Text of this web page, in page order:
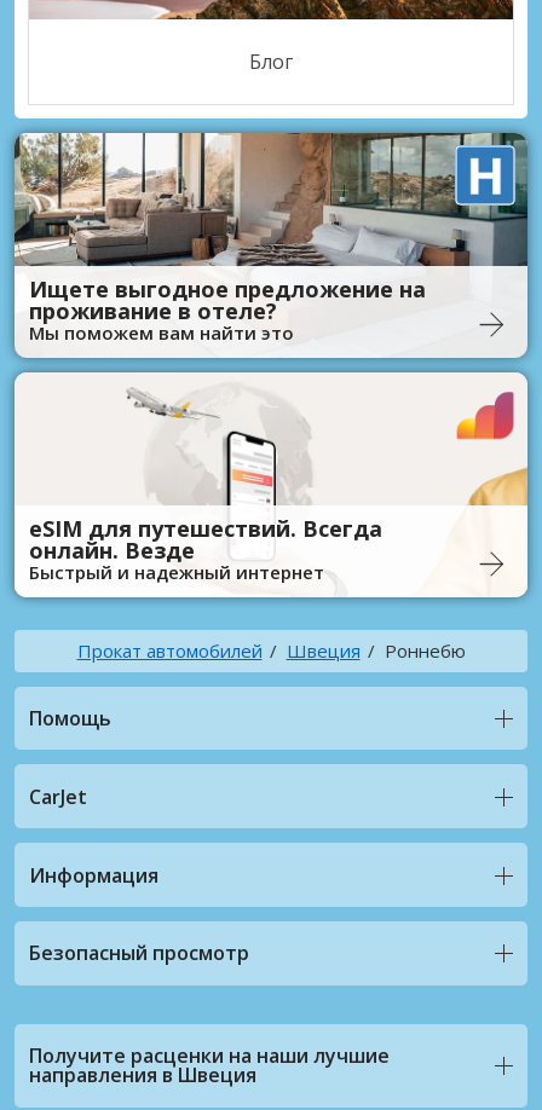
Блог
Ищете выгодное предложение на
проживание в отеле?
Мы поможем вам найти это
eSIM для путешествий. Всегда
онлайн. Везде
Быстрый и надежный интернет
Прокат автомобилей Швеция Роннебю
Помощь
CarJet
Информация
Безопасный просмотр
Получите расценки на наши лучшие
направления в Швеция